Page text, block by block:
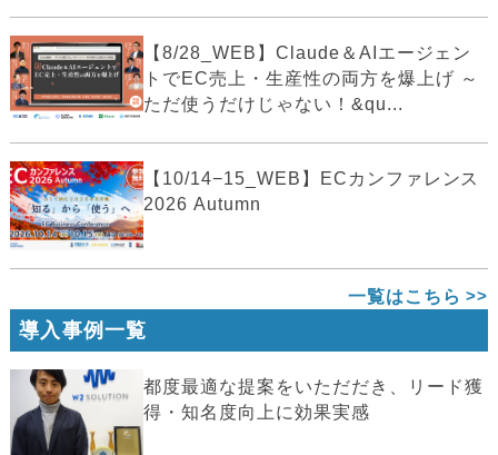
【8/28_WEB】Claude＆AIエージェン
トでEC売上・生産性の両方を爆上げ ～
ただ使うだけじゃない！&qu...
【10/14−15_WEB】ECカンファレンス
2026 Autumn
一覧はこちら
導入事例一覧
都度最適な提案をいただだき、リード獲
得・知名度向上に効果実感